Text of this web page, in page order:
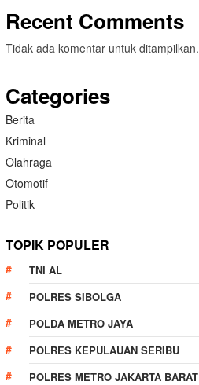
Recent Comments
Tidak ada komentar untuk ditampilkan.
Categories
Berita
Kriminal
Olahraga
Otomotif
Politik
TOPIK POPULER
TNI AL
POLRES SIBOLGA
POLDA METRO JAYA
POLRES KEPULAUAN SERIBU
POLRES METRO JAKARTA BARAT